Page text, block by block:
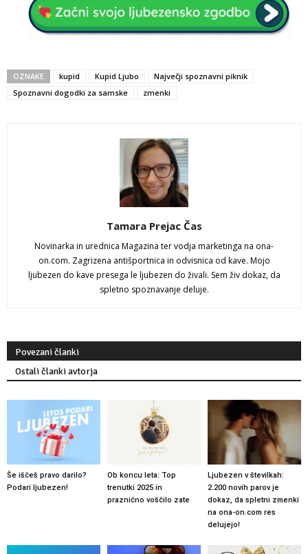
OZNAKE kupid Kupid Ljubo
Največji spoznavni piknik
Spoznavni dogodki za samske
zmenki
Tamara Prejac Čas
Novinarka in urednica Magazina ter vodja marketinga na ona-
on.com. Zagrizena antišportnica in odvisnica od kave. Mojo
ljubezen do kave presega le ljubezen do živali. Sem živ dokaz, da
spletno spoznavanje deluje.
Povezani članki
Ostali članki avtorja
Še iščeš pravo darilo?
Podari ljubezen!
Ob koncu leta: Top
trenutki 2025 in
praznično voščilo zate
Ljubezen v številkah:
2.200 novih parov je
dokaz, da spletni zmenki
na ona-on.com res
delujejo!